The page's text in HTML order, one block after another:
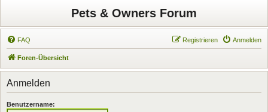
Pets & Owners Forum
FAQ Anmelden
Registrieren
Foren-Übersicht
Anmelden
Benutzername: